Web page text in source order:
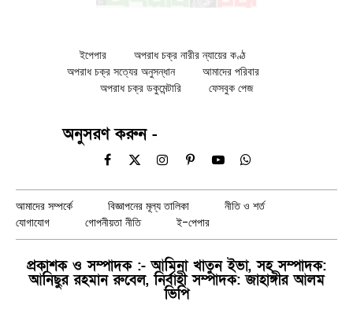
ইপেপার
অপরাধ চক্র নারীর ন্যায়ের কণ্ঠ
অপরাধ চক্র সত্যের অনুসন্ধান
আমাদের পরিবার
অপরাধ চক্র ডকুমেন্টারি
ফেসবুক পেজ
অনুসরণ করুন -
Facebook
X
InstagramPinterestYouTubeWhatsApp
আমাদের সম্পর্কে বিজ্ঞাপনের মূল্য তালিকা
নীতি ও শর্ত
যোগাযোগ
গোপনীয়তা নীতি ই-পেপার
প্রকাশক ও সম্পাদক :- আমিনা খাতুন ইভা, সহ সম্পাদক:
আনিছুর রহমান রুবেল, নির্বাহী সম্পাদক: জাহাঙ্গীর আলম
ভিপি